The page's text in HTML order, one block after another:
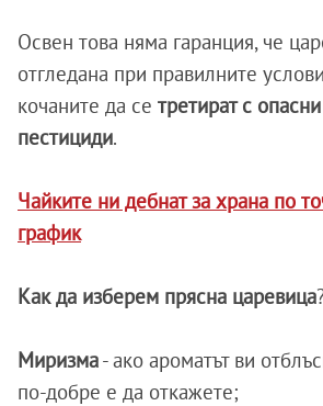
Освен това няма гаранция, че
отгледана при правилните
кочаните да се третират с
пестициди.
Чайките ни дебнат за храна по
график
Как да изберем прясна царевица
Миризма- ако ароматът ви
по-добре е да откажете;